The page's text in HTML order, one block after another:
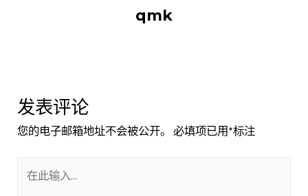
qmk
发表评论
您的电子邮箱地址不会被公开。 必填项已用*标注